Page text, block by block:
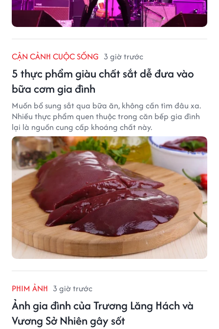
CẬN CẢNH CUỘC SỐNG 3 giờ trước
5 thực phẩm giàu chất sắt dễ đưa vào
bữa cơm gia đình
Muốn bổ sung sắt qua bữa ăn, không cần tìm đâu xa.
Nhiều thực phẩm quen thuộc trong căn bếp gia đình
lại là nguồn cung cấp khoáng chất này.
PHIM ẢNH 3 giờ trước
Ảnh gia đình của Trương Lăng Hách và
Vương Sở Nhiên gây sốt